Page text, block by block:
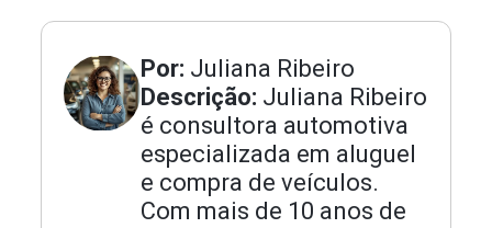
Por: Juliana Ribeiro
Descrição: Juliana Ribeiro
é consultora automotiva
especializada em aluguel
e compra de veículos.
Com mais de 10 anos de